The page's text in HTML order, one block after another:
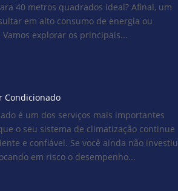
40 metros quadrados ideal? Afinal, um
em alto consumo de energia ou
explorar os principais...
Condicionado
é um dos serviços mais importantes
o seu sistema de climatização continue
e confiável. Se você ainda não investiu
em risco o desempenho...